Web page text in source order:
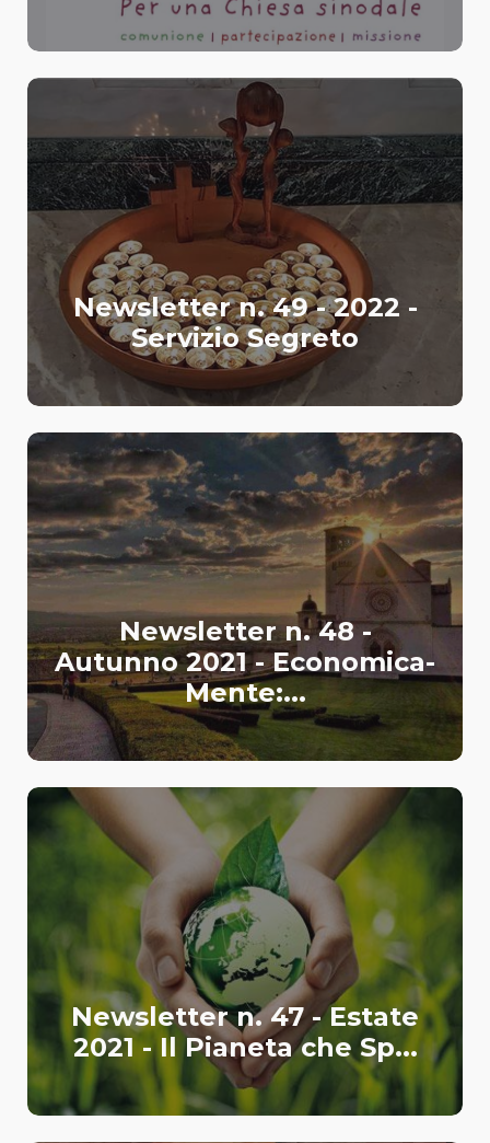
Newsletter n. 49 - 2022 -
Servizio Segreto
Newsletter n. 48 -
Autunno 2021 - Economica-
Mente:...
Newsletter n. 47 - Estate
2021 - Il Pianeta che Sp...